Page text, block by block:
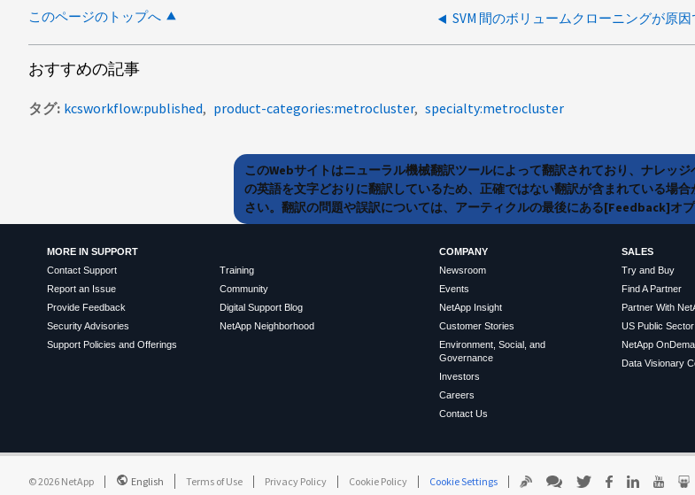
このページのトップへ
おすすめの記事
タグ kcsworkflow:published product-categories:metrocluster specialty:metrocluster
このWebサイトはニューラル機械翻訳ツールによって翻訳されており、ナレッ
の英語を文字どおりに翻訳しているため、正確ではない翻訳が含まれている場
さい。翻訳の問題や誤訳については、アーティクルの最後にある[Feedback]オ
MORE IN SUPPORT
Contact Support
Report an Issue
Provide Feedback
Security Advisories
Support Policies and Offerings
Training
Community
Digital Support Blog
NetApp Neighborhood
COMPANY
Newsroom
Events
NetApp Insight
Customer Stories
Environment, Social, and
Governance
Investors
Careers
Contact Us
SALES
Try and Buy
Find A Partner
Partner With
US Public
NetApp
Data Visionary
©2026 NetApp English Terms of Use Privacy Policy Cookie Policy Cookie Settings